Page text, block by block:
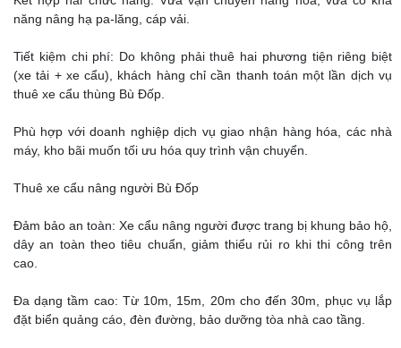
năng nâng hạ pa-lăng, cáp vải.
Tiết kiệm chi phí: Do không phải thuê hai phương tiện riêng biệt
(xe tải + xe cẩu), khách hàng chỉ cần thanh toán một lần dịch vụ
thuê xe cẩu thùng Bù Đốp.
Phù hợp với doanh nghiệp dịch vụ giao nhận hàng hóa, các nhà
máy, kho bãi muốn tối ưu hóa quy trình vận chuyển.
Thuê xe cẩu nâng người Bù Đốp
Đảm bảo an toàn: Xe cẩu nâng người được trang bị khung bảo hộ,
dây an toàn theo tiêu chuẩn, giảm thiểu rủi ro khi thi công trên
cao.
Đa dạng tầm cao: Từ 10m, 15m, 20m cho đến 30m, phục vụ lắp
đặt biển quảng cáo, đèn đường, bảo dưỡng tòa nhà cao tầng.